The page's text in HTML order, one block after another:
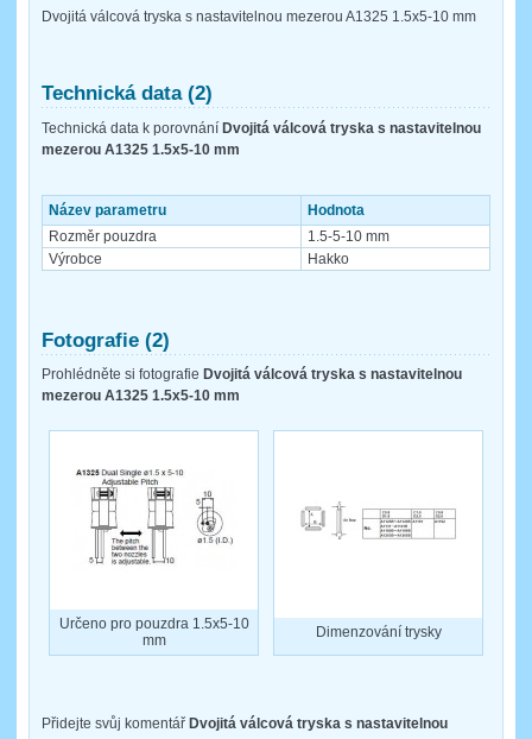
Dvojitá válcová tryska s nastavitelnou mezerou A1325 1.5x5-10 mm
Technická data (2)
Technická data k porovnání Dvojitá válcová tryska s nastavitelnou
mezerou A1325 1.5x5-10 mm
Název parametru
Hodnota
Rozměr pouzdra
1.5-5-10 mm
Výrobce
Hakko
Fotografie (2)
Prohlédněte si fotografie Dvojitá válcová tryska s nastavitelnou
mezerou A1325 1.5x5-10 mm
Určeno pro pouzdra 1.5x5-10
mm
Dimenzování trysky
Přidejte svůj komentář Dvojitá válcová tryska s nastavitelnou